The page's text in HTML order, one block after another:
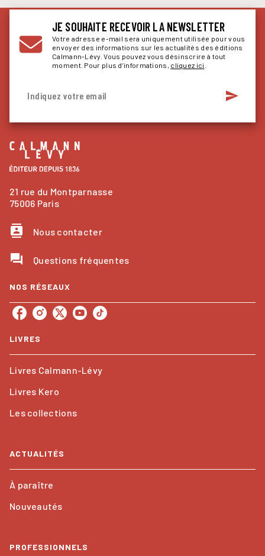
JE SOUHAITE RECEVOIR LA NEWSLETTER
Votre adresse e-mail sera uniquement utilisée pour vous
envoyer des informations sur les actualités des éditions
Calmann-Lévy. Vous pouvez vous désinscrire à tout
moment. Pour plus d’informations, cliquez ici
Indiquez votre email send
21 rue du Montparnasse
75006 Paris
contacts Nous contacter
question_answer Questions fréquentes
NOS RÉSEAUX
LIVRES
Livres Calmann-Lévy
Livres Kero
Les collections
ACTUALITÉS
À paraître
Nouveautés
PROFESSIONNELS